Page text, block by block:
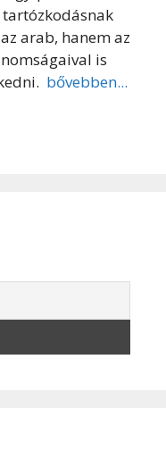
tartózkodásnak
arab, hanem az
is
bővebben...